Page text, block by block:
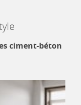
ciment-béton